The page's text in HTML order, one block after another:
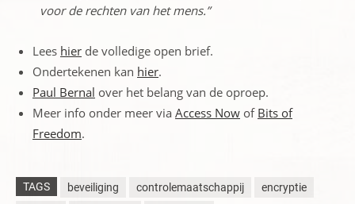
voor de rechten van het mens.”
Lees hier de volledige open brief.
Ondertekenen kan hier.
Paul Bernal over het belang van de oproep.
Meer info onder meer via Access Now of Bits of
Freedom.
TAGS beveiliging controlemaatschappij
encryptie